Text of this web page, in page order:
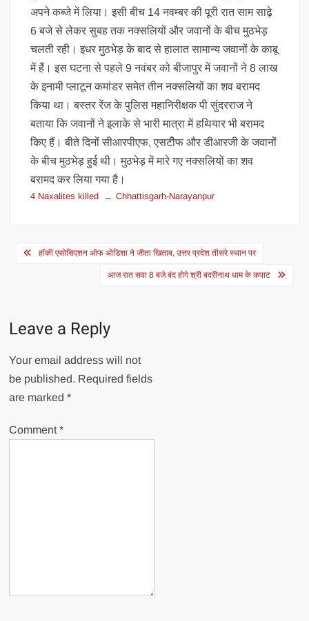
अपने कब्जे में लिया। इसी बीच 14 नवम्बर की पूरी रात साम साढ़े
6 बजे से लेकर सुबह तक नक्सलियों और जवानों के बीच मुठभेड़
चलती रही। इधर मुठभेड़ के बाद से हालात सामान्य जवानों के काबू
में हैं। इस घटना से पहले 9 नवंबर को बीजापुर में जवानों ने 8 लाख
के इनामी प्लाटून कमांडर समेत तीन नक्सलियों का शव बरामद
किया था। बस्तर रेंज के पुलिस महानिरीक्षक पी सुंदरराज ने
बताया कि जवानों ने इलाके से भारी मात्रा में हथियार भी बरामद
किए हैं। बीते दिनों सीआरपीएफ, एसटीेफ और डीआरजी के जवानों
के बीच मुठभेड़ हुई थी। मुठभेड़ में मारे गए नक्सलियों का शव
बरामद कर लिया गया है।
4 Naxalites killed Chhattisgarh-Narayanpur
Postहॉकी एसोसिएशन ऑफ ओडिशा ने जीता खिताब, उत्तर प्रदेश तीसरे स्थान पर
आज रात सवा 8 बजे बंद होगे श्री बदरीनाथ धाम के कपाट
Leave a Reply
Your email address will not
be published. Required fields
are marked*
Comment*